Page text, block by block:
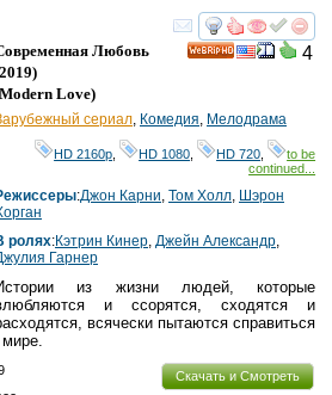
смотреть
4
Любовь
Modern Love)
сериал, Комедия, Мелодрама
HD 2160р HD 1080 HD 720
to be
continued...
:Джон Карни, Том Холл, Шэрон
ролях:Кэтрин Кинер, Джейн Александр,
Гарнер
из жизни людей, которые
и ссорятся, сходятся и
всячески пытаются справиться
Скачать и Смотреть